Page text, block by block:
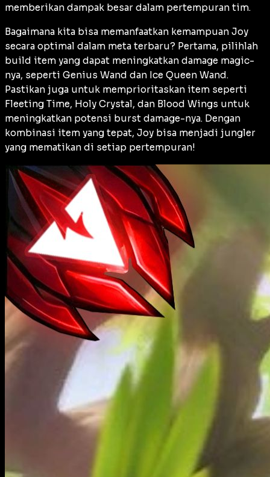
memberikan dampak besar dalam pertempuran tim.
Bagaimana kita bisa memanfaatkan kemampuan Joy
secara optimal dalam meta terbaru? Pertama, pilihlah
build item yang dapat meningkatkan damage magic-
nya, seperti Genius Wand dan Ice Queen Wand.
Pastikan juga untuk memprioritaskan item seperti
Fleeting Time, Holy Crystal, dan Blood Wings untuk
meningkatkan potensi burst damage-nya. Dengan
kombinasi item yang tepat, Joy bisa menjadi jungler
yang mematikan di setiap pertempuran!